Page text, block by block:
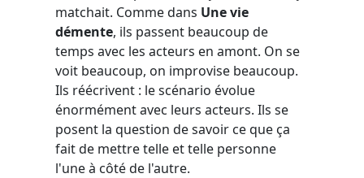
matchait. Comme dans Une vie
démente, ils passent beaucoup de
temps avec les acteurs en amont. On se
voit beaucoup, on improvise beaucoup.
Ils réécrivent : le scénario évolue
énormément avec leurs acteurs. Ils se
posent la question de savoir ce que ça
fait de mettre telle et telle personne
l'une à côté de l'autre.